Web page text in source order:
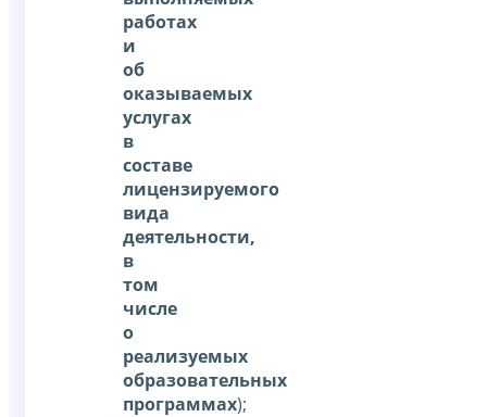
работах
и
об
оказываемых
услугах
в
составе
лицензируемого
вида
деятельности,
в
том
числе
о
реализуемых
образовательных
программах);